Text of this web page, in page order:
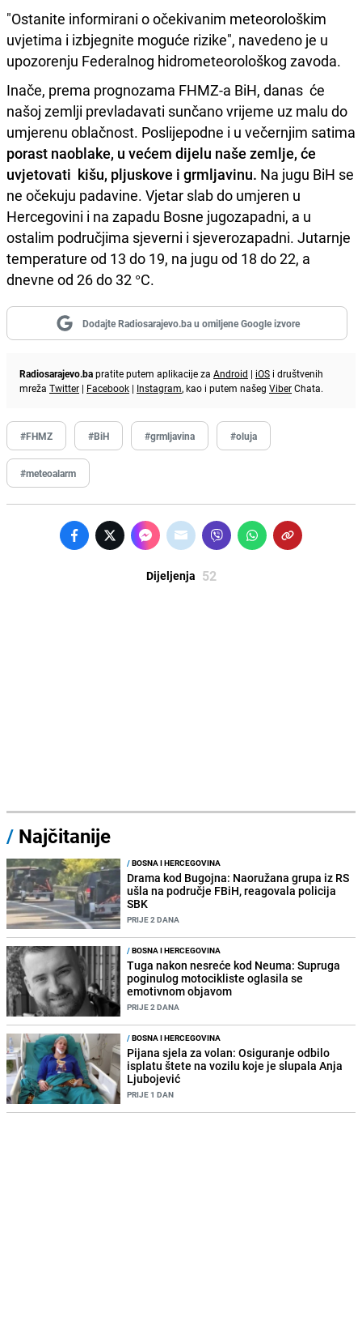
"Ostanite informirani o očekivanim meteorološkim
uvjetima i izbjegnite moguće rizike", navedeno je u
upozorenju Federalnog hidrometeorološkog zavoda.
Inače, prema prognozama FHMZ-a BiH, danas će
našoj zemlji prevladavati sunčano vrijeme uz malu do
umjerenu oblačnost. Poslijepodne i u večernjim satima
porast naoblake, u većem dijelu naše zemlje, će
uvjetovati kišu, pljuskove i grmljavinu. Na jugu BiH se
ne očekuju padavine. Vjetar slab do umjeren u
Hercegovini i na zapadu Bosne jugozapadni, a u
ostalim područjima sjeverni i sjeverozapadni. Jutarnje
temperature od 13 do 19, na jugu od 18 do 22, a
dnevne od 26 do 32 °C.
Dodajte Radiosarajevo.ba u omiljene Google izvore
Radiosarajevo.bapratite putem aplikacije za Android | iOS i društvenih
mreža Twitter | Facebook | Instagram, kao i putem našeg ViberChata.
#FHMZ #BiH #grmljavina #oluja
#meteoalarm
Dijeljenja 52
/ Najčitanije
/BOSNA I HERCEGOVINA
Drama kod Bugojna: Naoružana grupa iz RS
ušla na područje FBiH, reagovala policija
SBK
PRIJE 2 DANA
/BOSNA I HERCEGOVINA
Tuga nakon nesreće kod Neuma: Supruga
poginulog motocikliste oglasila se
emotivnom objavom
PRIJE 2 DANA
/BOSNA I HERCEGOVINA
Pijana sjela za volan: Osiguranje odbilo
isplatu štete na vozilu koje je slupala Anja
Ljubojević
PRIJE 1 DAN